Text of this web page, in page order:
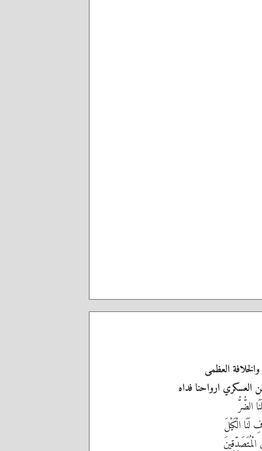
العظمى
العسكري ارواحنا فداه
الضُّرُّ
الْكَيْلَ